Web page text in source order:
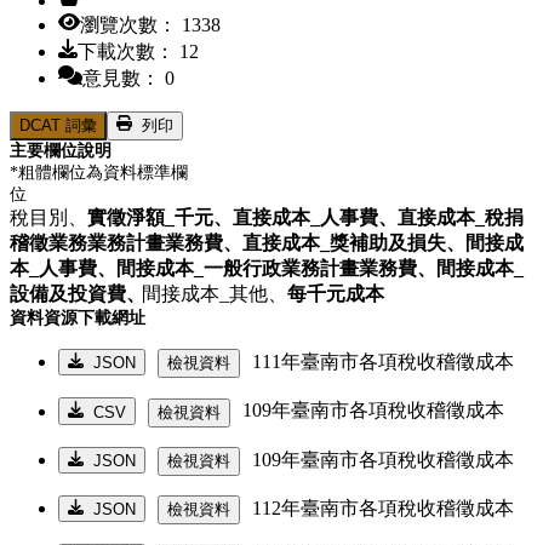
瀏覽次數： 1338
下載次數： 12
意見數： 0
DCAT 詞彙
列印
主要欄位說明
*粗體欄位為資料標準欄
位
稅目別、 實徵淨額_千元、 直接成本_人事費、 直接成本_稅捐
稽徵業務業務計畫業務費、 直接成本_獎補助及損失、
間接成
本_人事費、
間接成本_一般行政業務計畫業務費、
間接成本_
設備及投資費、間接成本_其他、 每千元成本
資料資源下載網址
JSON 檢視資料 111年臺南市各項稅收稽徵成本
CSV 檢視資料 109年臺南市各項稅收稽徵成本
JSON 檢視資料 109年臺南市各項稅收稽徵成本
JSON 檢視資料 112年臺南市各項稅收稽徵成本